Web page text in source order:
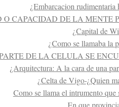
¿Embarcacion rudimentaria
O CAPACIDAD DE LA MENTE
¿Capital de
¿Como se llamaba la
DE LA CELULA SE
¿Arquitectura: A la cara de una
¿Celta de Vigo-¿Quien
Como se llama el intrumento que
En que